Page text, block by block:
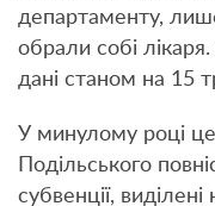
департаменту,
обрали собі
дані станом на 15
У минулому році
Подільського
субвенції,